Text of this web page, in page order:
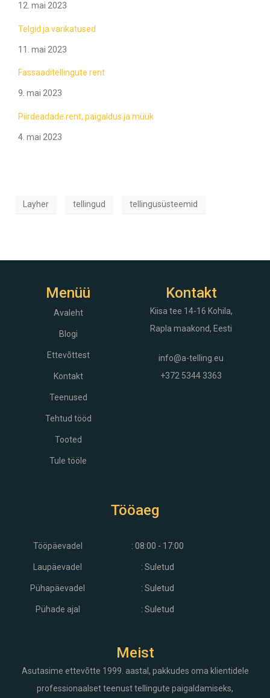
12. mai 2023
Telgid ja varikatused
11. mai 2023
Fassaaditellingute rent
9. mai 2023
Piirdeadade rent, paigaldus ja müük
4. mai 2023
Layher tellingud tellingusüsteemid
Menüü
Avaleht
Blogi
Ettevõttest
Kontakt
Teenused
Tehtud tööd
Tooted
Tule tööle
Kontakt
Kiisa tee 14-16 Kohila,
Rapla maakond, Eesti
info@a-telling.eu
+372 5344 3363
Tööaeg
Tööpäevadel
Laupäevadel
Pühapäevadel
Pühade ajal
: 08:00 - 17:00
: Suletud
: Suletud
: Suletud
Meist
Asutasime ettevõtte 1999. aastal, pakkudes oma klientidele
professionaalset teenust tellingute paigaldamiseks,